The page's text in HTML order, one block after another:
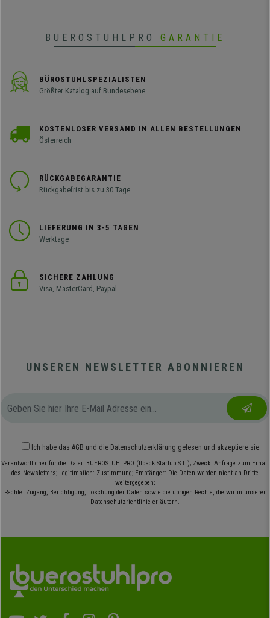
BUEROSTUHLPRO GARANTIE
BÜROSTUHLSPEZIALISTEN
Größter Katalog auf Bundesebene
KOSTENLOSER VERSAND IN ALLEN BESTELLUNGEN
Österreich
RÜCKGABEGARANTIE
Rückgabefrist bis zu 30 Tage
LIEFERUNG IN 3-5 TAGEN
Werktage
SICHERE ZAHLUNG
Visa, MasterCard, Paypal
UNSEREN NEWSLETTER ABONNIEREN
Ich habe das AGB und die Datenschutzerklärung gelesen und akzeptiere sie.
Verantwortlicher für die Datei: BUEROSTUHLPRO (Ilpack Startup S.L.); Zweck: Anfrage zum Erhalt
des Newsletters; Legitimation: Zustimmung; Empfänger: Die Daten werden nicht an Dritte
weitergegeben;
Rechte: Zugang, Berichtigung, Löschung der Daten sowie die übrigen Rechte, die wir in unserer
Datenschutzrichtlinie erläutern.